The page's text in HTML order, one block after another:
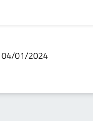
04/01/2024